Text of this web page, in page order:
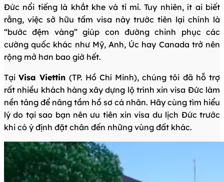
Đức nổi tiếng là khắt khe và tỉ mỉ. Tuy nhiên, ít ai biết
rằng, việc sở hữu tấm visa này trước tiên lại chính là
“bước đệm vàng” giúp con đường chinh phục các
cường quốc khác như Mỹ, Anh, Úc hay Canada trở nên
rộng mở hơn bao giờ hết.
TạiVisa Viettin (TP. Hồ Chí Minh), chúng tôi đã hỗ trợ
rất nhiều khách hàng xây dựng lộ trình xin visa Đức làm
nền tảng để nâng tầm hồ sơ cá nhân. Hãy cùng tìm hiểu
lý do tại sao bạn nên ưu tiên xin visa du lịch Đức trước
khi có ý định đặt chân đến những vùng đất khác.